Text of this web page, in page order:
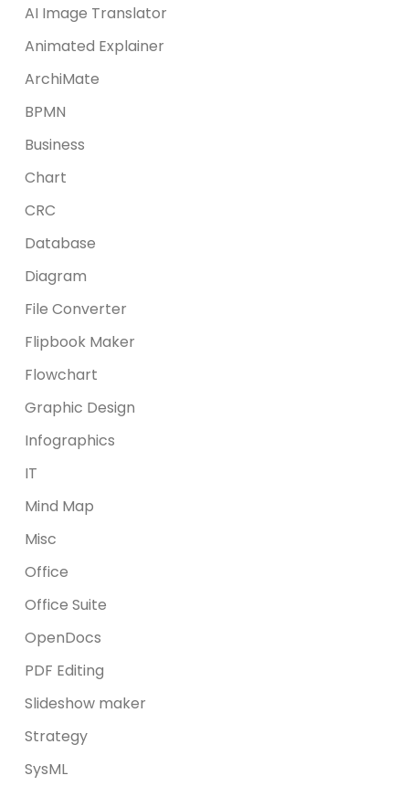
AI Image Translator
Animated Explainer
ArchiMate
BPMN
Business
Chart
CRC
Database
Diagram
File Converter
Flipbook Maker
Flowchart
Graphic Design
Infographics
IT
Mind Map
Misc
Office
Office Suite
OpenDocs
PDF Editing
Slideshow maker
Strategy
SysML